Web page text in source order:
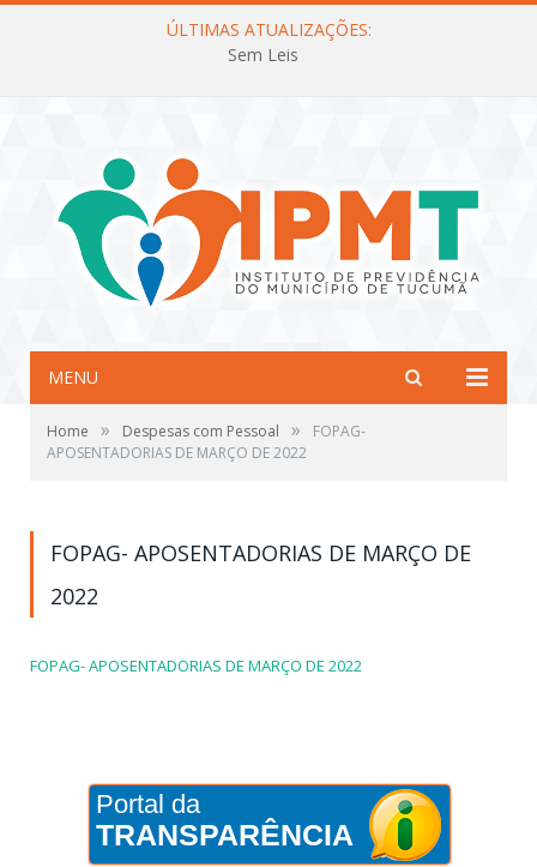
ÚLTIMAS ATUALIZAÇÕES:
Sem Leis
MENU
Home » Despesas com Pessoal »
FOPAG-
APOSENTADORIAS DE MARÇO DE 2022
FOPAG- APOSENTADORIAS DE MARÇO DE
2022
FOPAG- APOSENTADORIAS DE MARÇO DE 2022
Portal da
TRANSPARÊNCIA